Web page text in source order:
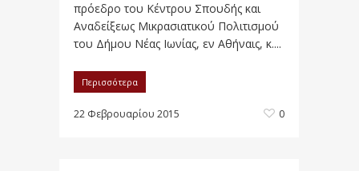
πρόεδρο του Κέντρου Σπουδής και
Αναδείξεως Μικρασιατικού Πολιτισμού
του Δήμου Νέας Ιωνίας, εν Αθήναις, κ....
Περισσότερα
22 Φεβρουαρίου 2015 0